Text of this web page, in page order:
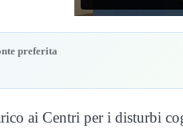
preferita
ai Centri per i disturbi